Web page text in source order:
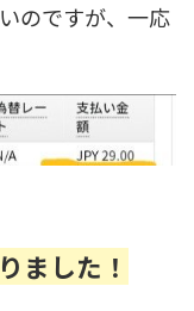
のですが、一応
ました！